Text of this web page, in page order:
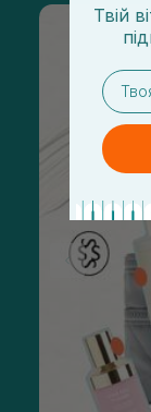
Твій
email